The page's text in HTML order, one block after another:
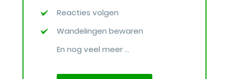
Reacties volgen
Wandelingen bewaren
En nog veel meer ...